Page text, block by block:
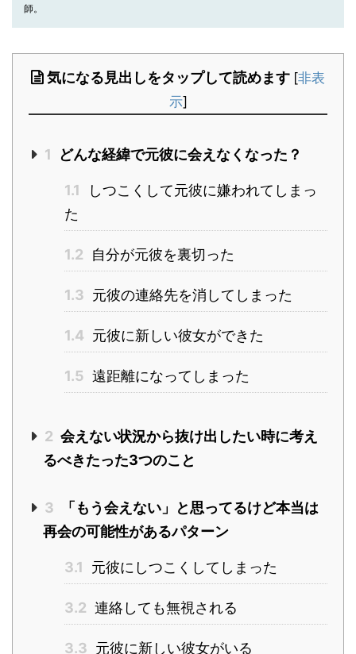
師。
気になる見出しをタップして読めます [非表
示]
1 どんな経緯で元彼に会えなくなった？
1.1
しつこくして元彼に嫌われてしまっ
た
1.2 自分が元彼を裏切った
1.3 元彼の連絡先を消してしまった
1.4 元彼に新しい彼女ができた
1.5 遠距離になってしまった
2 会えない状況から抜け出したい時に考え
るべきたった3つのこと
3
「もう会えない」と思ってるけど本当は
再会の可能性があるパターン
3.1 元彼にしつこくしてしまった
3.2 連絡しても無視される
3.3 元彼に新しい彼女がいる